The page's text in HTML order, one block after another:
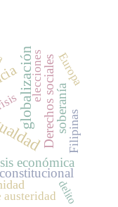
globalización
económica
Derechos socialessoberaníaFilipinas
austeridad
elecciones Europa
delito